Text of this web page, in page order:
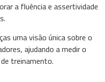
a fluência e assertividade
uma visão única sobre o
ajudando a medir o
treinamento.